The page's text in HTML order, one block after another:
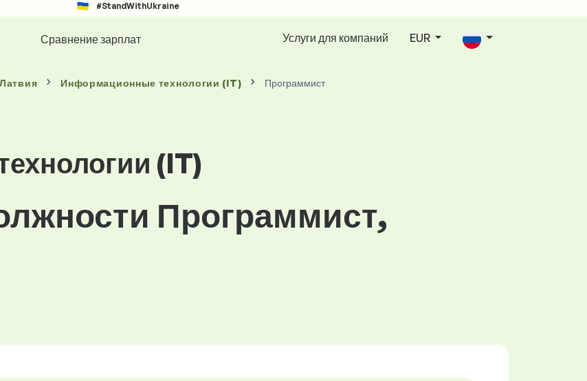
#StandWithUkraine
Сравнение зарплат Услуги для компаний EUR
Информационные технологии (IT) Программист
(IT)
Программист,